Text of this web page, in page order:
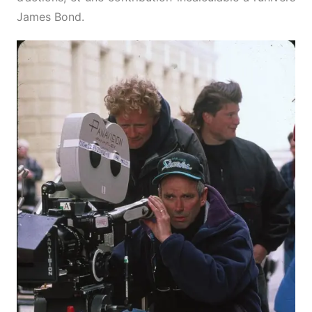
James Bond.